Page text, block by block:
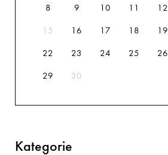
8 9 10 11 12
15 16 17 18 19
22 23 24 25 26
29 30
Kategorie